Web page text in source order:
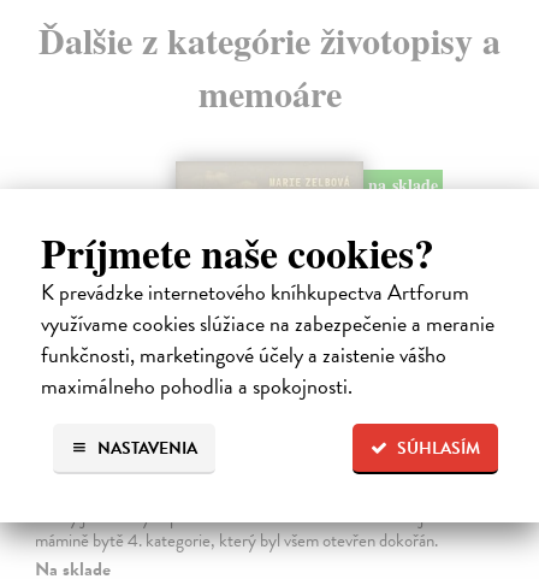
Príjmete naše cookies?
K prevádzke internetového kníhkupectva Artforum
využívame cookies slúžiace na zabezpečenie a meranie
funkčnosti, marketingové účely a zaistenie vášho
maximálneho pohodlia a spokojnosti.
SÚHLASÍM
NASTAVENIA
Ďalšie z kategórie životopisy a
memoáre
na sklade
Táňa / Praha 3 / Žižkov
Nikdy jsme nebyli úplně standardní žižkovská rodina. Vítejte v
mámině bytě 4. kategorie, který byl všem otevřen dokořán.
Na sklade